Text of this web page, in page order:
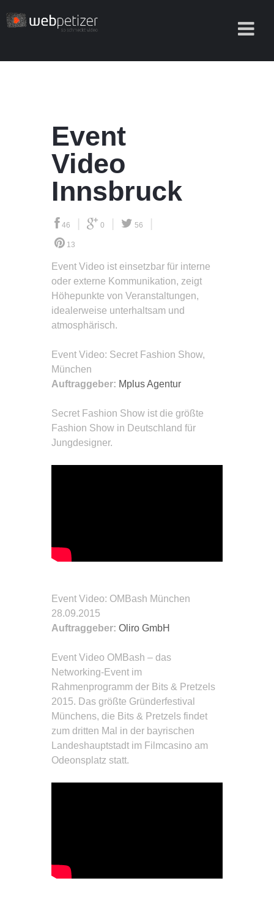
Event
Video
Innsbruck
46 0 56
13
Event Video ist einsetzbar für interne
oder externe Kommunikation, zeigt
Höhepunkte von Veranstaltungen,
idealerweise unterhaltsam und
atmosphärisch.
Event Video: Secret Fashion Show,
München
Auftraggeber: Mplus Agentur
Secret Fashion Show ist die größte
Fashion Show in Deutschland für
Jungdesigner.
Event Video: OMBash München
28.09.2015
Auftraggeber: Oliro GmbH
Event Video OMBash – das
Networking-Event im
Rahmenprogramm der Bits & Pretzels
2015. Das größte Gründerfestival
Münchens, die Bits & Pretzels findet
zum dritten Mal in der bayrischen
Landeshauptstadt im Filmcasino am
Odeonsplatz statt.